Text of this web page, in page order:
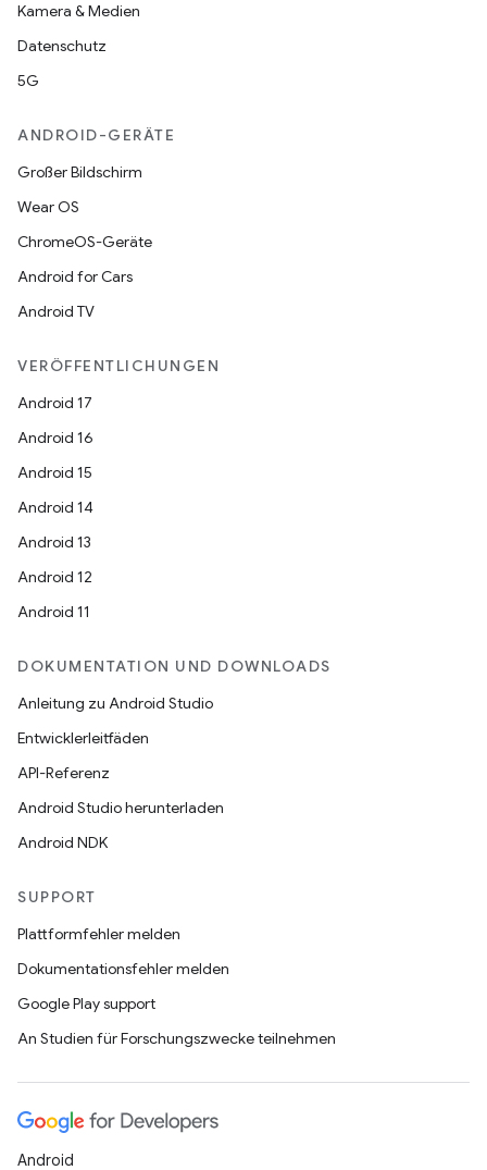
Kamera & Medien
Datenschutz
5G
ANDROID-GERÄTE
Großer Bildschirm
Wear OS
ChromeOS-Geräte
Android for Cars
Android TV
VERÖFFENTLICHUNGEN
Android 17
Android 16
Android 15
Android 14
Android 13
Android 12
Android 11
DOKUMENTATION UND DOWNLOADS
Anleitung zu Android Studio
Entwicklerleitfäden
API-Referenz
Android Studio herunterladen
Android NDK
SUPPORT
Plattformfehler melden
Dokumentationsfehler melden
Google Play support
An Studien für Forschungszwecke teilnehmen
Android